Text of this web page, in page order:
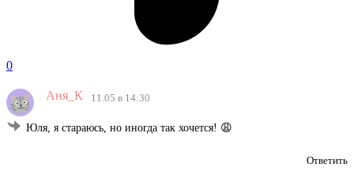
0
Аня_К 11.05 в 14:30
Юля, я стараюсь, но иногда так хочется! 😩
Ответить